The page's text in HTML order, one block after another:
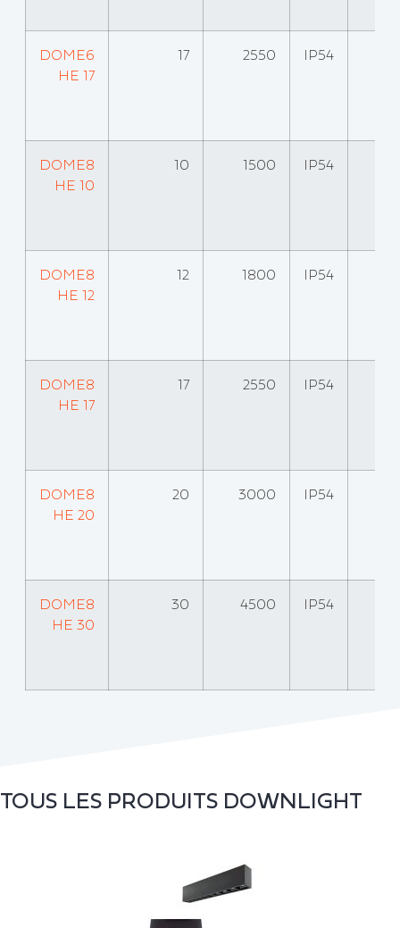
DOME6
HE 17
17 2550 IP54
DOME8
HE 10
10 1500 IP54
DOME8
HE 12
12 1800 IP54
DOME8
HE 17
17 2550 IP54
DOME8
HE 20
20 3000 IP54
DOME8
HE 30
30 4500 IP54
TOUS LES PRODUITS DOWNLIGHT